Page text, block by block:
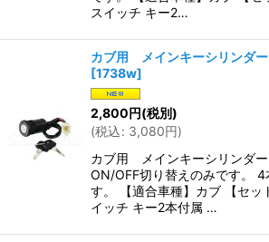
スイッチ キー2…
カブ用 メインキーシリンダ
[1738w]
2,800円(税別)
(税込: 3,080円)
カブ用 メインキーシリンダ
ON/OFF切り替えのみです。
す。 【適合車種】カブ 【セッ
イッチ キー2本付属 …